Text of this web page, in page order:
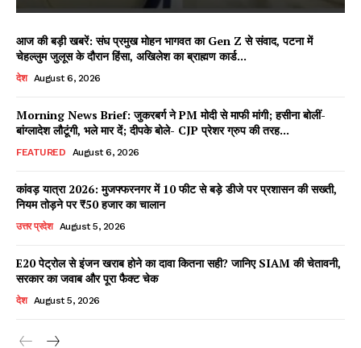
Facebook
X WhatsApp
Share
Read Latest News on AIN
आज की बड़ी खबरें: संघ प्रमुख मोहन भागवत का Gen Z से संवाद, पटना में
चेहल्लुम जुलूस के दौरान हिंसा, अखिलेश का ब्राह्मण कार्ड...
देश August 6, 2026
Morning News Brief: जुकरबर्ग ने PM मोदी से माफी मांगी; हसीना बोलीं-
बांग्लादेश लौटूंगी, भले मार दें; दीपके बोले- CJP प्रेशर ग्रुप की तरह...
FEATURED August 6, 2026
कांवड़ यात्रा 2026: मुजफ्फरनगर में 10 फीट से बड़े डीजे पर प्रशासन की सख्ती,
नियम तोड़ने पर ₹50 हजार का चालान
उत्तर प्रदेश August 5, 2026
E20 पेट्रोल से इंजन खराब होने का दावा कितना सही? जानिए SIAM की चेतावनी,
सरकार का जवाब और पूरा फैक्ट चेक
देश August 5, 2026